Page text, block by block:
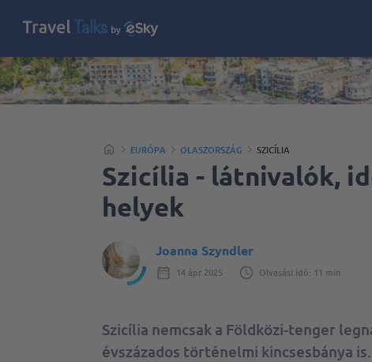
EURÓPA OLASZORSZÁG SZICÍLIA
Szicília - látnivalók,
helyek
Joanna Szyndler
14 ápr 2025 Olvasási idő: 11 min
Szicília nemcsak a Földközi-tenger
évszázados történelmi kincsesbánya